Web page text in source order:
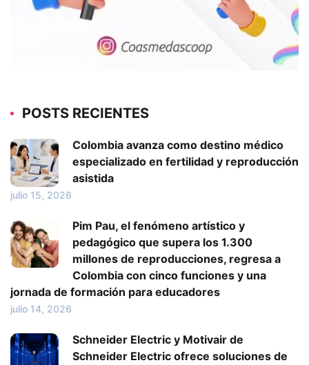
POSTS RECIENTES
Colombia avanza como destino médico
especializado en fertilidad y reproducción
asistida
julio 15, 2026
Pim Pau, el fenómeno artístico y
pedagógico que supera los 1.300
millones de reproducciones, regresa a
Colombia con cinco funciones y una
jornada de formación para educadores
julio 14, 2026
Schneider Electric y Motivair de
Schneider Electric ofrece soluciones de